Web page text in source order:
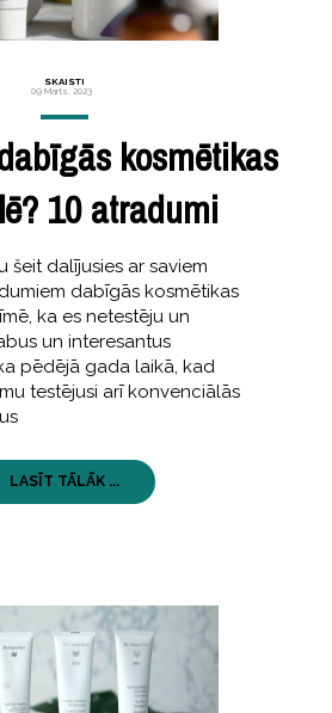
SKAISTI
09 Marts, 2023
kosmētikas
10 atradumi
šeit dalījusies ar saviem
dabīgās kosmētikas
ka es netestēju un
un interesantus
pēdējā gada laikā, kad
testējusi arī konvenciālās
LASĪT TĀLĀK ...